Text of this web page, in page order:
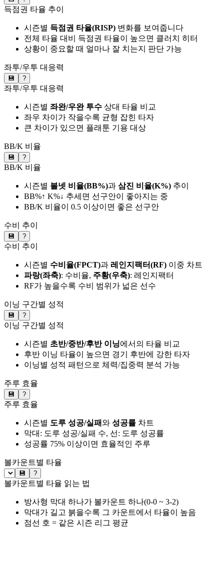
득점권 타율 추이
시즌별 득점권 타율(RISP) 변화를 보여줍니다
전체 타율 대비 득점권 타율이 높으면 클러치 히터
상황이 중요할 때 얼마나 잘 치는지 판단 가능
좌투/우투 대응력
💾 ?
좌투/우투 대응력
시즌별 좌완/우완 투수 상대 타율 비교
좌우 차이가 작을수록 균형 잡힌 타자
큰 차이가 있으면 플래툰 기용 대상
BB/K 비율
💾 ?
BB/K 비율
시즌별 볼넷 비율(BB%)과 삼진 비율(K%) 추이
BB%↑ K%↓ 추세면 선구안이 좋아지는 중
BB/K 비율이 0.5 이상이면 좋은 선구안
수비 추이
💾 ?
수비 추이
시즌별 수비율(FPCT)과 레인지팩터(RF) 이중 차트
파랑(좌축): 수비율, 주황(우축): 레인지팩터
RF가 높을수록 수비 범위가 넓은 선수
이닝 구간별 성적
💾 ?
이닝 구간별 성적
시즌별 초반/중반/후반 이닝에서의 타율 비교
후반 이닝 타율이 높으면 경기 후반에 강한 타자
이닝별 성적 패턴으로 체력/집중력 분석 가능
주루 효율
💾 ?
주루 효율
시즌별 도루 성공/실패와 성공률 차트
막대: 도루 성공/실패 수, 선: 도루 성공률
성공률 75% 이상이면 효율적인 주루
볼카운트별 타율
💾 ?
볼카운트별 타율 읽는 법
방사형 막대 하나가 볼카운트 하나(0-0 ~ 3-2)
막대가 길고 붉을수록 그 카운트에서 타율이 높음
점선 호 = 같은 시즌 리그 평균